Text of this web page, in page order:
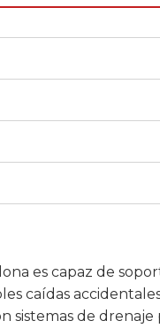
es capaz de
caídas
de